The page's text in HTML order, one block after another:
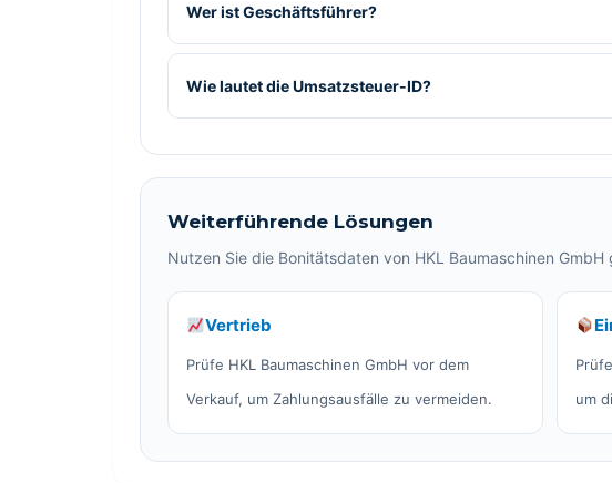
Wer ist Geschäftsführer?
Wie lautet die Umsatzsteuer-ID?
Weiterführende Lösungen
Nutzen Sie die Bonitätsdaten von HKL Baumaschinen
Vertrieb
Prüfe HKL Baumaschinen GmbH vor dem
Verkauf, um Zahlungsausfälle zu vermeiden.
um